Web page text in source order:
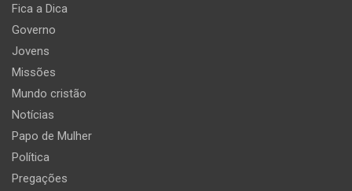
Fica a Dica
Governo
Jovens
Missões
Mundo cristão
Notícias
Papo de Mulher
Política
Pregações